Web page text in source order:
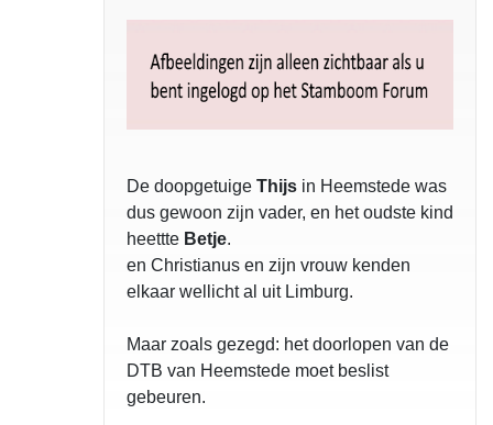
De doopgetuige Thijs in Heemstede was
dus gewoon zijn vader, en het oudste kind
heettte Betje.
en Christianus en zijn vrouw kenden
elkaar wellicht al uit Limburg.
Maar zoals gezegd: het doorlopen van de
DTB van Heemstede moet beslist
gebeuren.